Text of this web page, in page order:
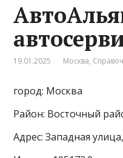
19.01.2025 Москва,
город: Москва
Район: Восточный
Адрес: Западная